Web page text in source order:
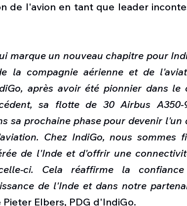
de l'avion en tant que leader
marque un nouveau chapitre pour
la compagnie aérienne et de
après avoir été pionnier dans le
sa flotte de 30 Airbus A350-
sa prochaine phase pour devenir l'un
Chez IndiGo, nous sommes
de l'Inde et d'offrir une
ci. Cela réaffirme la
de l'Inde et dans notre
Pieter Elbers, PDG d'IndiGo.